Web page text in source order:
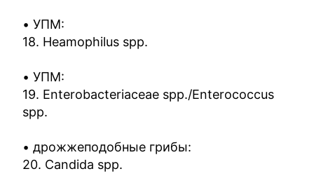
• УПМ:
18. Heamophilus spp.
• УПМ:
19. Enterobacteriaceae spp./Enterococcus
spp.
• дрожжеподобные грибы:
20. Candida spp.